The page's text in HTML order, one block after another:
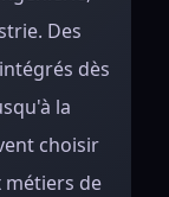
Des
dès
la
choisir
métiers de